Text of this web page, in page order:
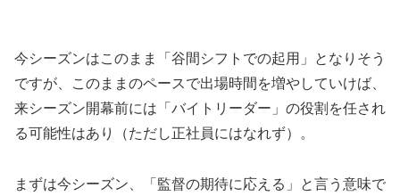
今シーズンはこのまま「谷間シフトでの起用」となりそう
ですが、このままのペースで出場時間を増やしていけば、
来シーズン開幕前には「バイトリーダー」の役割を任され
る可能性はあり（ただし正社員にはなれず）。
まずは今シーズン、「監督の期待に応える」と言う意味で